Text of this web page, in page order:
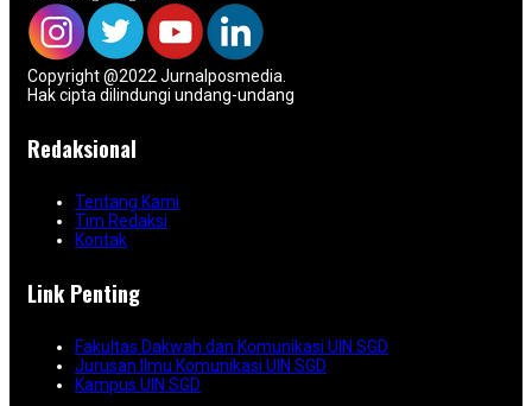
Copyright @2022 Jurnalposmedia.
Hak cipta dilindungi undang-undang
Redaksional
Tentang Kami
Tim Redaksi
Kontak
Link Penting
Fakultas Dakwah dan Komunikasi UIN SGD
Jurusan Ilmu Komunikasi UIN SGD
Kampus UIN SGD